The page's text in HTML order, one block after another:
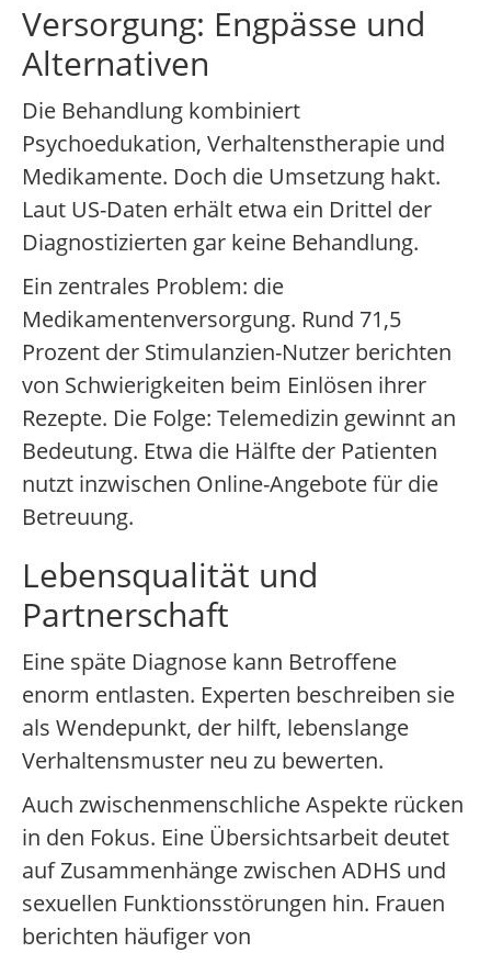
Versorgung: Engpässe und
Alternativen
Die Behandlung kombiniert
Psychoedukation, Verhaltenstherapie und
Medikamente. Doch die Umsetzung hakt.
Laut US-Daten erhält etwa ein Drittel der
Diagnostizierten gar keine Behandlung.
Ein zentrales Problem: die
Medikamentenversorgung. Rund 71,5
Prozent der Stimulanzien-Nutzer berichten
von Schwierigkeiten beim Einlösen ihrer
Rezepte. Die Folge: Telemedizin gewinnt an
Bedeutung. Etwa die Hälfte der Patienten
nutzt inzwischen Online-Angebote für die
Betreuung.
Lebensqualität und
Partnerschaft
Eine späte Diagnose kann Betroffene
enorm entlasten. Experten beschreiben sie
als Wendepunkt, der hilft, lebenslange
Verhaltensmuster neu zu bewerten.
Auch zwischenmenschliche Aspekte rücken
in den Fokus. Eine Übersichtsarbeit deutet
auf Zusammenhänge zwischen ADHS und
sexuellen Funktionsstörungen hin. Frauen
berichten häufiger von